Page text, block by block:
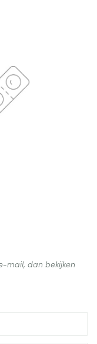
mail, dan bekijken